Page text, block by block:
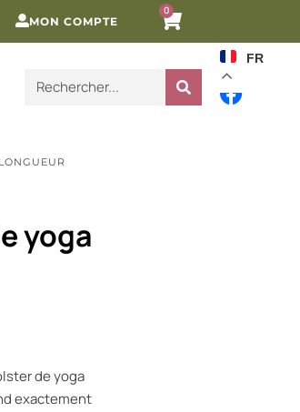
MON COMPTE
0
FR
yoga
de yoga
exactement